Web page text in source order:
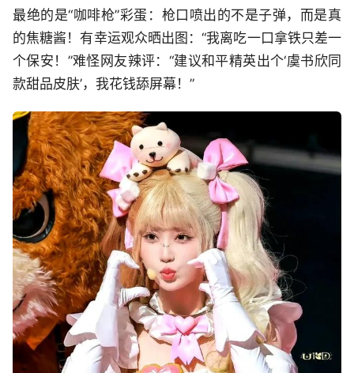
最绝的是“咖啡枪”彩蛋：枪口喷出的不是子弹，而是真
的焦糖酱！有幸运观众晒出图：“我离吃一口拿铁只差一
个保安！”难怪网友辣评：“建议和平精英出个‘虞书欣同
款甜品皮肤’，我花钱舔屏幕！”